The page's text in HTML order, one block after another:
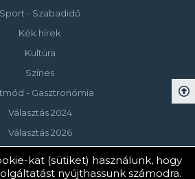
Sport - Szabadidő
Kék hírek
Kultúra
Színes
- Gasztronómia
Választás 2024
Választás 2026
2023 Keszthelyi Televízió
kat (sütiket) használunk, hogy
nyújthassunk számodra.